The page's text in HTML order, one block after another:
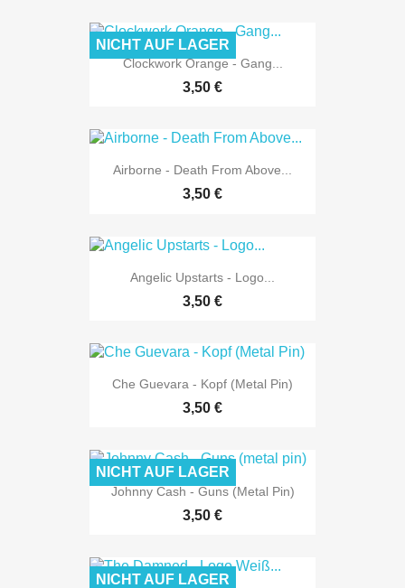
Clockwork Orange - Gang...
3,50 €
NICHT AUF LAGER
Airborne - Death From Above...
3,50 €
Angelic Upstarts - Logo...
3,50 €
Che Guevara - Kopf (Metal Pin)
3,50 €
Johnny Cash - Guns (metal Pin)
3,50 €
NICHT AUF LAGER
NICHT AUF LAGER